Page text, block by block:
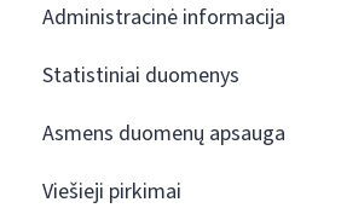
Administracinė informacija
Statistiniai duomenys
Asmens duomenų apsauga
Viešieji pirkimai